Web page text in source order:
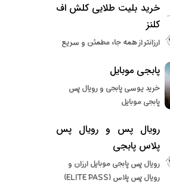
خرید بلیت طلایی کلش اف
کلنز
ارزانتر از همه جا، مطمئن و سریع
پابجی موبایل
خرید یوسی پابجی و رویال پس
پابجی موبایل
رویال پس و رویال پس
پلاس پابجی
رویال پس پابجی موبایل ارزان و
رویال پس پلاس (ELITE PASS)